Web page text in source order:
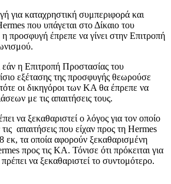
για καταχρηστική συμπεριφορά και
που υπάγεται στο Δίκαιο του
προσφυγή έπρεπε να γίνει στην Επιτροπή
η Επιτροπή Προστασίας του
εξέτασης της προσφυγής θεωρούσε
οι δικηγόροι των ΚΑ θα έπρεπε να
με τις απαιτήσεις τους.
να ξεκαθαριστεί ο λόγος για τον οποίο
απαιτήσεις που είχαν προς τη Hermes
εκ, τα οποία αφορούν ξεκαθαρισμένη
προς τις ΚΑ. Τόνισε ότι πρόκειται για
να ξεκαθαριστεί το συντομότερο.